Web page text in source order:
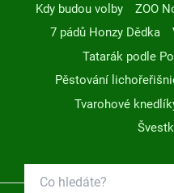
Kdy budou volby
ZOO
7 pádů Honzy Dědka
Tatarák podle
Pěstování
Tvarohové